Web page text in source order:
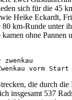
sich für die 45
Heike Eckardt,
80 km-Runde unter
ohne Pannen
vorm
die durch
insgesamt 537